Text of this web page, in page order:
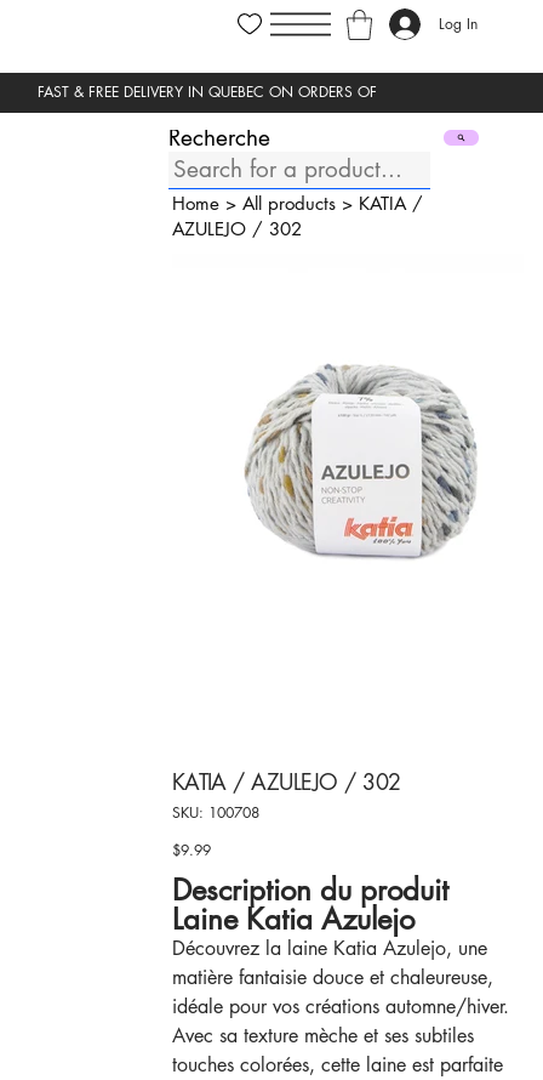
Log In
Recherche
Home> All products> KATIA /
AZULEJO / 302
KATIA / AZULEJO / 302
SKU:
SKU
100708
100708
Price
$9.99
Description du produit
Laine Katia Azulejo
Découvrez la laine Katia Azulejo, une
matière fantaisie douce et chaleureuse,
idéale pour vos créations automne/hiver.
Avec sa texture mèche et ses subtiles
touches colorées, cette laine est parfaite